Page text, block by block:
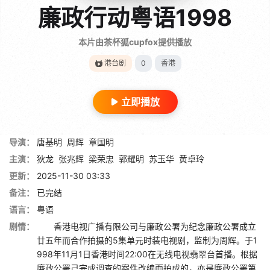
廉政行动粤语1998
本片由茶杯狐cupfox提供播放
港台剧 0 香港
立即播放
导演： 唐基明 周辉 章国明
主演：
狄龙 张兆辉 梁荣忠 郭耀明 苏玉华 黄卓玲
更新：
2025-11-30 03:33
备注：
已完结
语言：
粤语
剧情：
香港电视广播有限公司与廉政公署为纪念廉政公署成立
廿五年而合作拍摄的5集单元时装电视剧，监制为周辉。于1
998年11月1日香港时间22:00在无线电视翡翠台首播。根据
廉政公署己完成调查的案件改编而拍成的，亦是廉政公署第